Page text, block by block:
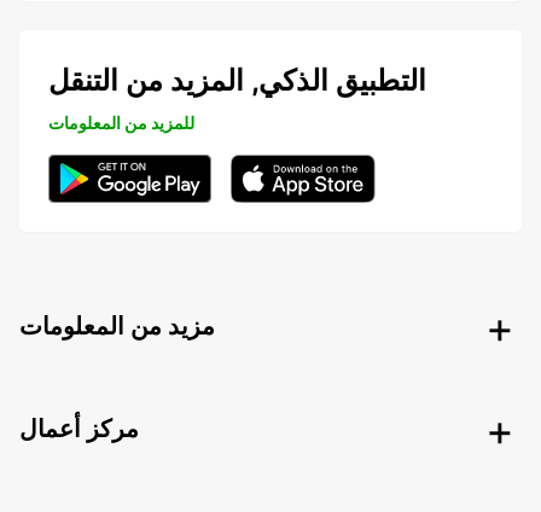
التطبيق الذكي, المزيد من التنقل
للمزيد من المعلومات
مزيد من المعلومات
مركز أعمال